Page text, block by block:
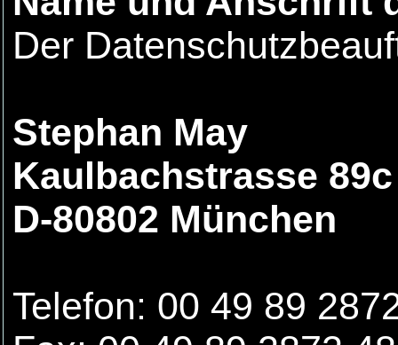
Der
Stephan May
Kaulbachstrasse 89c
D-80802 München
Telefon: 00 49 89